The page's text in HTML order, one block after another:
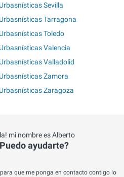
Sevilla
Tarragona
Toledo
Valencia
Valladolid
Zamora
Zaragoza
mi nombre es Alberto
ayudarte?
que me ponga en contacto contigo lo